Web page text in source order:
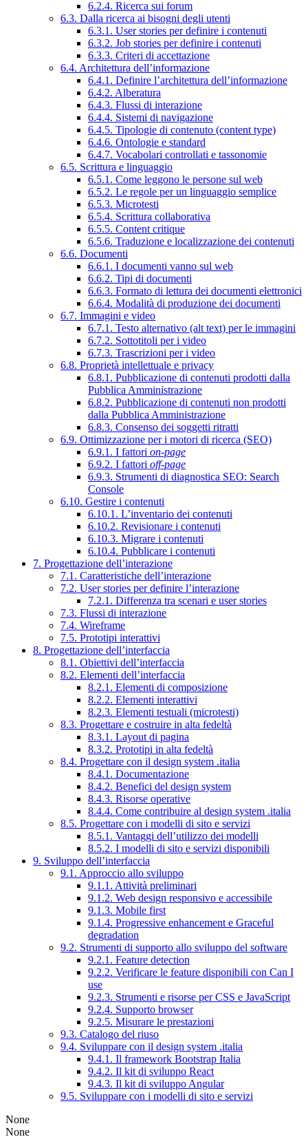
6.2.4. Ricerca sui forum
6.3. Dalla ricerca ai bisogni degli utenti
6.3.1. User stories per definire i contenuti
6.3.2. Job stories per definire i contenuti
6.3.3. Criteri di accettazione
6.4. Architettura dell’informazione
6.4.1. Definire l’architettura dell’informazione
6.4.2. Alberatura
6.4.3. Flussi di interazione
6.4.4. Sistemi di navigazione
6.4.5. Tipologie di contenuto (content type)
6.4.6. Ontologie e standard
6.4.7. Vocabolari controllati e tassonomie
6.5. Scrittura e linguaggio
6.5.1. Come leggono le persone sul web
6.5.2. Le regole per un linguaggio semplice
6.5.3. Microtesti
6.5.4. Scrittura collaborativa
6.5.5. Content critique
6.5.6. Traduzione e localizzazione dei contenuti
6.6. Documenti
6.6.1. I documenti vanno sul web
6.6.2. Tipi di documenti
6.6.3. Formato di lettura dei documenti elettronici
6.6.4. Modalità di produzione dei documenti
6.7. Immagini e video
6.7.1. Testo alternativo (alt text) per le immagini
6.7.2. Sottotitoli per i video
6.7.3. Trascrizioni per i video
6.8. Proprietà intellettuale e privacy
6.8.1. Pubblicazione di contenuti prodotti dalla
Pubblica Amministrazione
6.8.2. Pubblicazione di contenuti non prodotti
dalla Pubblica Amministrazione
6.8.3. Consenso dei soggetti ritratti
6.9. Ottimizzazione per i motori di ricerca (SEO)
6.9.1. I fattori on-page
6.9.2. I fattori off-page
6.9.3. Strumenti di diagnostica SEO: Search
Console
6.10. Gestire i contenuti
6.10.1. L’inventario dei contenuti
6.10.2. Revisionare i contenuti
6.10.3. Migrare i contenuti
6.10.4. Pubblicare i contenuti
7. Progettazione dell’interazione
7.1. Caratteristiche dell’interazione
7.2. User stories per definire l’interazione
7.2.1. Differenza tra scenari e user stories
7.3. Flussi di interazione
7.4. Wireframe
7.5. Prototipi interattivi
8. Progettazione dell’interfaccia
8.1. Obiettivi dell’interfaccia
8.2. Elementi dell’interfaccia
8.2.1. Elementi di composizione
8.2.2. Elementi interattivi
8.2.3. Elementi testuali (microtesti)
8.3. Progettare e costruire in alta fedeltà
8.3.1. Layout di pagina
8.3.2. Prototipi in alta fedeltà
8.4. Progettare con il design system .italia
8.4.1. Documentazione
8.4.2. Benefici del design system
8.4.3. Risorse operative
8.4.4. Come contribuire al design system .italia
8.5. Progettare con i modelli di sito e servizi
8.5.1. Vantaggi dell’utilizzo dei modelli
8.5.2. I modelli di sito e servizi disponibili
9. Sviluppo dell’interfaccia
9.1. Approccio allo sviluppo
9.1.1. Attività preliminari
9.1.2. Web design responsivo e accessibile
9.1.3. Mobile first
9.1.4. Progressive enhancement e Graceful
degradation
9.2. Strumenti di supporto allo sviluppo del software
9.2.1. Feature detection
9.2.2. Verificare le feature disponibili con Can I
use
9.2.3. Strumenti e risorse per CSS e JavaScript
9.2.4. Supporto browser
9.2.5. Misurare le prestazioni
9.3. Catalogo del riuso
9.4. Sviluppare con il design system .italia
9.4.1. Il framework Bootstrap Italia
9.4.2. Il kit di sviluppo React
9.4.3. Il kit di sviluppo Angular
9.5. Sviluppare con i modelli di sito e servizi
None
None